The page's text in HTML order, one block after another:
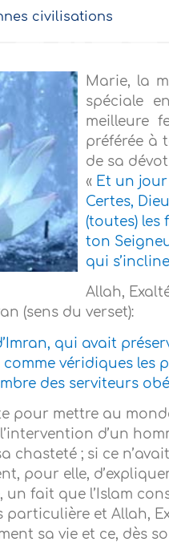
civilisations
Marie, la
spéciale
meilleure
préférée à
de sa
« Et un jour
Certes,
(toutes) les
ton
qui
Allah,
(sens du verset):
qui avait
véridiques les
des serviteurs
pour mettre au
d’un
chasteté ; si ce
pour elle,
fait que l’Islam
et Allah,
sa vie et ce, dès